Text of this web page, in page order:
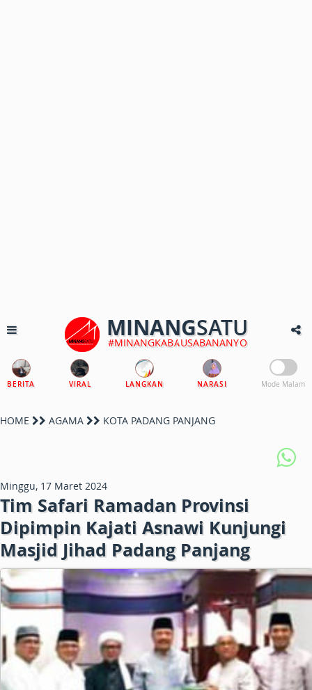
MINANGSATU
#MINANGKABAUSABANANYO
BERITA VIRAL LANGKAN NARASI Mode Malam
HOME AGAMA KOTA PADANG PANJANG
Minggu, 17 Maret 2024
Tim Safari Ramadan Provinsi
Dipimpin Kajati Asnawi Kunjungi
Masjid Jihad Padang Panjang